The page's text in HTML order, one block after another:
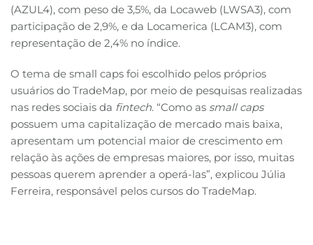
(AZUL4), com peso de 3,5%, da Locaweb (LWSA3), com
participação de 2,9%, e da Locamerica (LCAM3), com
representação de 2,4% no índice.
O tema de small caps foi escolhido pelos próprios
usuários do TradeMap, por meio de pesquisas realizadas
nas redes sociais da fintech. “Como as small caps
possuem uma capitalização de mercado mais baixa,
apresentam um potencial maior de crescimento em
relação às ações de empresas maiores, por isso, muitas
pessoas querem aprender a operá-las”, explicou Júlia
Ferreira, responsável pelos cursos do TradeMap.